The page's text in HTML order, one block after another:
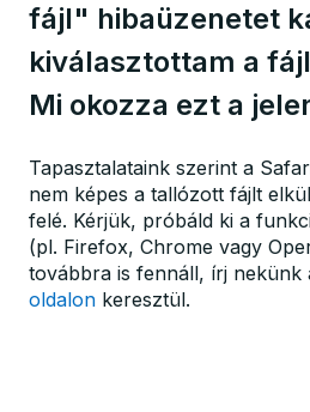
fájl" hibaüzenetet
kiválasztottam a
Mi okozza ezt a
Tapasztalataink szerint a
nem képes a tallózott fájlt
felé. Kérjük, próbáld ki a
(pl. Firefox, Chrome vagy
továbbra is fennáll, írj nekünk
oldalon keresztül.